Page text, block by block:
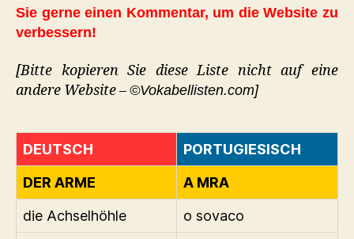
Sie gerne einen Kommentar, um die Website zu
verbessern!
[Bitte kopieren Sie diese Liste nicht auf eine
andere Website – ©Vokabellisten.com]
DEUTSCH
PORTUGIESISCH
DER ARME
A MRA
die Achselhöhle
o sovaco